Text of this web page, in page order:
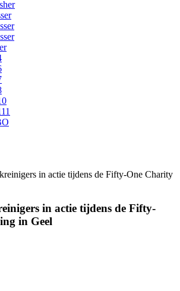
in actie tijdens de Fifty-One Charity
in actie tijdens de Fifty-
in Geel